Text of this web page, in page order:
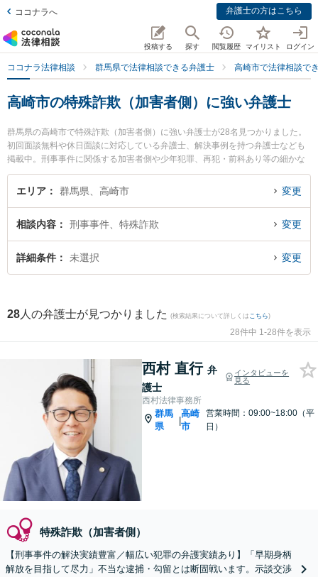
ココナラへ 弁護士の方はこちら
投稿する 探す 閲覧履歴 マイリスト ログイン
ココナラ法律相談 群馬県で法律相談できる弁護士 高崎市で法律相談で
高崎市の特殊詐欺（加害者側）に強い弁護士
群馬県の高崎市で特殊詐欺（加害者側）に強い弁護士が28名見つかりました。
初回面談無料や休日面談に対応している弁護士、解決事例を持つ弁護士なども
掲載中。刑事事件に関係する加害者側や少年犯罪、再犯・前科あり等の細かな
分野での絞り込み検索もでき便利です。特に西村法律事務所の西村 直行弁護士
や弁護士法人佐々木法律事務所の佐々木 弘道弁護士、ネクスパート法律事務所
のトラブルを今すぐに弁護士に相談したい』『特殊詐欺（加害者側）のトラブ
ル解決の実績豊富な近くの弁護士を検索したい』『初回相談無料で特殊詐欺
（加害者側）を法律相談できる高崎市内の弁護士に相談予約したい』などでお
エリア 群馬県、高崎市 変更
相談内容 刑事事件、特殊詐欺 変更
詳細条件 未選択 変更
28 人の弁護士が見つかりました (検索結果について詳しくは こちら)
28件中 1-28件を表示
西村 直行 弁
護士
インタビューを
見る
西村法律事務所
群馬
県
|
高崎
市
営業時間：09:00~18:00（平
日）
特殊詐欺（加害者側）
【刑事事件の解決実績豊富／幅広い犯罪の弁護実績あり】「早期身柄
解放を目指して尽力」不当な逮捕・勾留とは断固戦います。示談交渉